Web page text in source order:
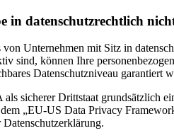
in datenschutzrechtlich
Unternehmen mit Sitz in
sind, können Ihre
Datenschutzniveau garantiert
sicherer Drittstaat grundsätzlich
„EU-US Data Privacy